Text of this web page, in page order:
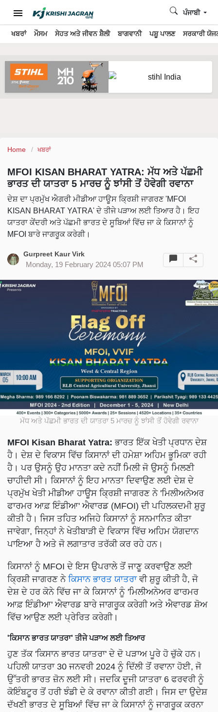
ਖਬਰਾਂ ਮੌਸਮ ਸੇਹਤ ਅਤੇ ਜੀਵਨ ਸ਼ੈਲੀ ਬਾਗਵਾਨੀ ਪਸ਼ੂ ਪਾਲਣ ਸਰਕਾਰੀ
ਪੰਜਾਬੀ
Home ਖਬਰਾਂ
MFOI KISAN BHARAT YATRA: ਮੱਧ ਅਤੇ ਪੱਛਮੀ
ਭਾਰਤ ਦੀ ਯਾਤਰਾ 5 ਮਾਰਚ ਨੂੰ ਝਾਂਸੀ ਤੋਂ ਹੋਵੇਗੀ ਰਵਾਨਾ
ਦੇਸ਼ ਦਾ ਪ੍ਰਮੁੱਖ ਐਗਰੀ ਮੀਡੀਆ ਹਾਊਸ ਕ੍ਰਿਸ਼ੀ ਜਾਗਰਣ 'MFOI
KISAN BHARAT YATRA' ਦੇ ਤੀਜੇ ਪੜਾਅ ਲਈ ਤਿਆਰ ਹੈ। ਇਹ
ਯਾਤਰਾ ਕੇਂਦਰੀ ਅਤੇ ਪੱਛਮੀ ਭਾਰਤ ਦੇ ਸੂਬਿਆਂ ਵਿੱਚ ਜਾ ਕੇ ਕਿਸਾਨਾਂ ਨੂੰ
MFOI ਬਾਰੇ ਜਾਗਰੂਕ ਕਰੇਗੀ।
Gurpreet Kaur Virk
Monday, 19 February 2024 05:07 PM
ਮੱਧ ਅਤੇ ਪੱਛਮੀ ਭਾਰਤ ਦੀ ਯਾਤਰਾ 5 ਮਾਰਚ ਨੂੰ ਝਾਂਸੀ ਤੋਂ ਹੋਵੇਗੀ ਰਵਾਨਾ
MFOI Kisan Bharat Yatra: ਭਾਰਤ ਇੱਕ ਖੇਤੀ ਪ੍ਰਧਾਨ ਦੇਸ਼
ਹੈ। ਦੇਸ਼ ਦੇ ਵਿਕਾਸ ਵਿੱਚ ਕਿਸਾਨਾਂ ਦੀ ਹਮੇਸ਼ਾ ਅਹਿਮ ਭੂਮਿਕਾ ਰਹੀ
ਹੈ। ਪਰ ਉਸਨੂੰ ਉਹ ਮਾਨਤਾ ਕਦੇ ਨਹੀਂ ਮਿਲੀ ਜੋ ਉਸਨੂੰ ਮਿਲਣੀ
ਚਾਹੀਦੀ ਸੀ। ਕਿਸਾਨਾਂ ਨੂੰ ਇਹ ਮਾਨਤਾ ਦਿਵਾਉਣ ਲਈ ਦੇਸ਼ ਦੇ
ਪ੍ਰਮੁੱਖ ਖੇਤੀ ਮੀਡੀਆ ਹਾਊਸ ਕ੍ਰਿਸ਼ੀ ਜਾਗਰਣ ਨੇ 'ਮਿਲੀਅਨੇਅਰ
ਫਾਰਮਰ ਆਫ਼ ਇੰਡੀਆ' ਐਵਾਰਡ (MFOI) ਦੀ ਪਹਿਲਕਦਮੀ ਸ਼ੁਰੂ
ਕੀਤੀ ਹੈ। ਜਿਸ ਤਹਿਤ ਅਜਿਹੇ ਕਿਸਾਨਾਂ ਨੂੰ ਸਨਮਾਨਿਤ ਕੀਤਾ
ਜਾਵੇਗਾ, ਜਿਨ੍ਹਾਂ ਨੇ ਖੇਤੀਬਾੜੀ ਦੇ ਵਿਕਾਸ ਵਿੱਚ ਅਹਿਮ ਯੋਗਦਾਨ
ਪਾਇਆ ਹੈ ਅਤੇ ਜੋ ਲਗਾਤਾਰ ਤਰੱਕੀ ਕਰ ਰਹੇ ਹਨ।
ਕਿਸਾਨਾਂ ਨੂੰ MFOI ਦੇ ਇਸ ਉਪਰਾਲੇ ਤੋਂ ਜਾਣੂ ਕਰਵਾਉਣ ਲਈ
ਕ੍ਰਿਸ਼ੀ ਜਾਗਰਣ ਨੇ ਕਿਸਾਨ ਭਾਰਤ ਯਾਤਰਾਵੀ ਸ਼ੁਰੂ ਕੀਤੀ ਹੈ, ਜੋ
ਦੇਸ਼ ਦੇ ਹਰ ਕੋਨੇ ਵਿੱਚ ਜਾ ਕੇ ਕਿਸਾਨਾਂ ਨੂੰ 'ਮਿਲੀਅਨੇਅਰ ਫਾਰਮਰ
ਆਫ਼ ਇੰਡੀਆ' ਐਵਾਰਡ ਬਾਰੇ ਜਾਗਰੂਕ ਕਰੇਗੀ ਅਤੇ ਐਵਾਰਡ ਸ਼ੋਅ
ਵਿੱਚ ਆਉਣ ਲਈ ਪ੍ਰੇਰਿਤ ਕਰੇਗੀ।
'ਕਿਸਾਨ ਭਾਰਤ ਯਾਤਰਾ' ਤੀਜੇ ਪੜਾਅ ਲਈ ਤਿਆਰ
ਹੁਣ ਤੱਕ 'ਕਿਸਾਨ ਭਾਰਤ ਯਾਤਰਾ' ਦੇ ਦੋ ਪੜਾਅ ਪੂਰੇ ਹੋ ਚੁੱਕੇ ਹਨ।
ਪਹਿਲੀ ਯਾਤਰਾ 30 ਜਨਵਰੀ 2024 ਨੂੰ ਦਿੱਲੀ ਤੋਂ ਰਵਾਨਾ ਹੋਈ, ਜੋ
ਉੱਤਰੀ ਭਾਰਤ ਜ਼ੋਨ ਲਈ ਸੀ। ਜਦਕਿ ਦੂਜੀ ਯਾਤਰਾ 6 ਫਰਵਰੀ ਨੂੰ
ਕੋਇੰਬਟੂਰ ਤੋਂ ਹਰੀ ਝੰਡੀ ਦੇ ਕੇ ਰਵਾਨਾ ਕੀਤੀ ਗਈ। ਜਿਸ ਦਾ ਉਦੇਸ਼
ਦੱਖਣੀ ਭਾਰਤ ਦੇ ਸੂਬਿਆਂ ਵਿੱਚ ਜਾ ਕੇ ਕਿਸਾਨਾਂ ਨੂੰ ਜਾਗਰੂਕ ਕਰਨਾ